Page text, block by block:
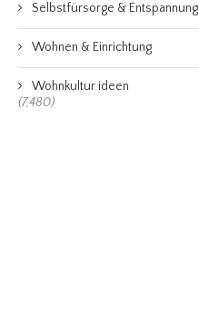
Selbstfürsorge & Entspannung
Wohnen & Einrichtung
Wohnkultur ideen
(7,480)